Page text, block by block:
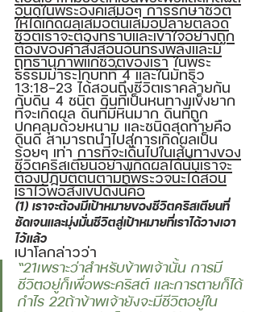
อันดีในพระองค์เสมอๆ การรักษาชีวิต
ให้ได้เกิดผลเสมอต้นเสมอปลายตลอด
ชีวิตเราจะต้องทราบและเข้าใจอย่างถูก
ต้องของคำสั่งสอนอันทรงพลังและมี
ฤทธานุภาพแก่ชีวิตของเรา ในพระ
ธรรมมาระโกบทที่ 4 และในมัทธิว
13:18-23 ได้สอนถึงชีวิตเราคล้ายกัน
กับดิน 4 ชนิต ดินที่เป็นหนทางแข็งยาก
ที่จะเกิดผล ดินที่มีหินมาก ดินที่ถูก
ปกคลุมด้วยหนาม และชนิดสุดท้ายคือ
ดินดี สามารถนำไปสู่การเกิดผลเป็น
ร้อยๆ เท่า การที่จะเดินไปในเส้นทางของ
ชีวิตคริสเตียนอย่างเกิดผลได้นั้นเราจะ
ต้องปฏิบัติตนตามที่พระวจนะได้สอน
เราไว้พอสังเขปดังนี้คือ
(1) เราจะต้องมีเป้าหมายของชีวิตคริสเตียนที่
ชัดเจนและมุ่งมั่นชีวิตสู่เป้าหมายที่เราได้วางเอา
ไว้แล้ว
เปาโลกล่าวว่า
“21เพราะว่าสำหรับข้าพเจ้านั้น การมี
ชีวิตอยู่ก็เพื่อพระคริสต์ และการตายก็ได้
กำไร 22ถ้าข้าพเจ้ายังจะมีชีวิตอยู่ใน